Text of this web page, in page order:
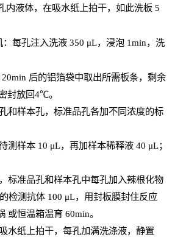
内液体，在吸水纸上拍干，如此洗板 5
：每孔注入洗液 350 μL，浸泡 1min，洗
min 后的铝箔袋中取出所需板条，剩余
封放回4℃。
和样本孔，标准品孔各加不同浓度的标
测样本 10 μL，再加样本稀释液 40 μL；
标准品孔和样本孔中每孔加入辣根化物
检测抗体 100 μL，用封板膜封住反应
或恒温箱温育60min。
水纸上拍干，每孔加满洗涤液，静置